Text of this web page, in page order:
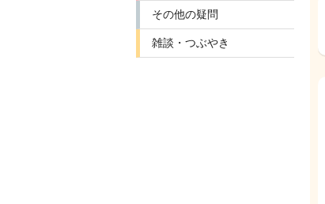
その他の疑問
雑談・つぶやき